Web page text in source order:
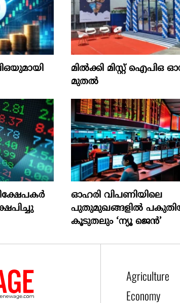
മില്‍ക്കി മിസ്റ്റ്‌ ഐപിഒ
മുതല്‍
ഓഹരി വിപണിയിലെ
പുതുമുഖങ്ങളിൽ
കൂടുതലും ‘ന്യൂ ജെൻ’
Agriculture
Economy